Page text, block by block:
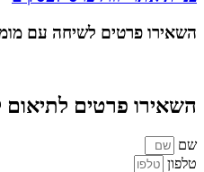
השאירו פרטים לשיחה עם
השאירו פרטים
שם
טלפון